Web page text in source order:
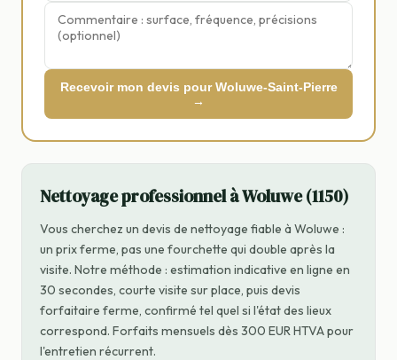
Recevoir mon devis pour Woluwe-Saint-Pierre
→
Nettoyage professionnel à Woluwe (1150)
Vous cherchez un devis de nettoyage fiable à Woluwe :
un prix ferme, pas une fourchette qui double après la
visite. Notre méthode : estimation indicative en ligne en
30 secondes, courte visite sur place, puis devis
forfaitaire ferme, confirmé tel quel si l'état des lieux
correspond. Forfaits mensuels dès 300 EUR HTVA pour
l'entretien récurrent.